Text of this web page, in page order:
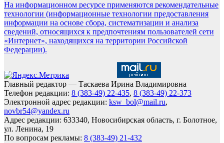
На информационном ресурсе применяются рекомендательные
технологии (информационные технологии предоставления
информации на основе сбора, систематизации и анализа
сведений, относящихся к предпочтениям пользователей сети
«Интернет», находящихся на территории Российской
Федерации).
Главный редактор — Таскаева Ирина Владимировна
Телефон редакции: 8 (383-49) 22-435, 8 (383-49) 22-373
Электронной адрес редакции: ksw_bol@mail.ru,
novbr54@yandex.ru
Адрес редакции: 633340, Новосибирская область, г. Болотное,
ул. Ленина, 19
По вопросам рекламы: 8 (383-49) 21-432